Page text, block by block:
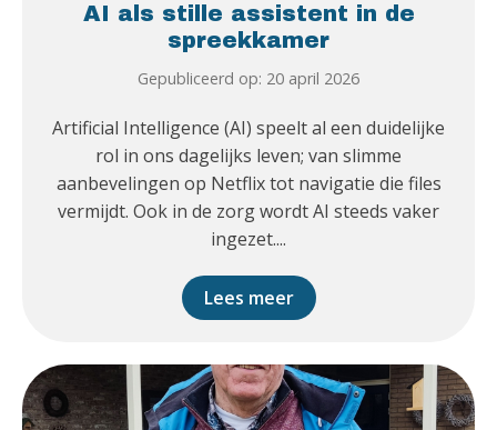
AI als stille assistent in de
spreekkamer
Gepubliceerd op: 20 april 2026
Artificial Intelligence (AI) speelt al een duidelijke
rol in ons dagelijks leven; van slimme
aanbevelingen op Netflix tot navigatie die files
vermijdt. Ook in de zorg wordt AI steeds vaker
ingezet....
Lees meer